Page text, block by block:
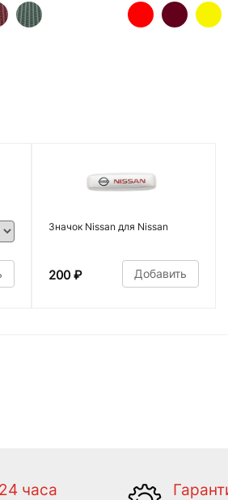
Значок Nissan для Nissan
200 ₽ Добавить
часа